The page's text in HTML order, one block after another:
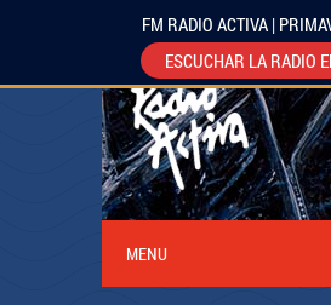
MENU
FM RADIO ACTIVA |
ESCUCHAR LA RADIO